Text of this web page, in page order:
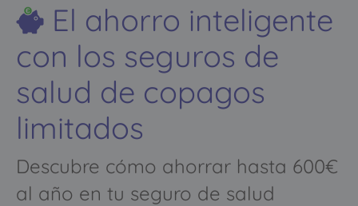
El ahorro inteligente
con los seguros de
salud de copagos
limitados
Descubre cómo ahorrar hasta 600€
al año en tu seguro de salud